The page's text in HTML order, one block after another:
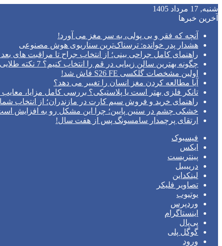
شنبه, 17 مرداد 1405
آخرین خبرها
آنچه که فقر و بی‌ پولی، به سر مغز می‌ آورد!
هشدار پدر خوانده: ترسناک‌ترین سناریوی هوش مصنوعی
راهنمای کامل جراحی بینی؛ از انتخاب جراح تا مراقبت های
چگونه بهترین سالن زیبایی در قم را انتخاب کنیم؟ 7 نکته طلایی قبل از رزرو وقت
اولین مشخصات گلکسی S26 FE فاش شد!
آیا مطالعه کردن مغز انسان را تغییر می‌ دهد؟
تانکر فلزی بهتر است یا پلاستیکی؟ بررسی کامل مزایا، معایب
راهنمای خرید و فروش سیم کارت در مازندران؛ از انتخاب
خشکی چشم در سنین پایین؛ چرا این مشکل رو به افزایش
ارتقای پرچمدار سامسونگ پس از هفت سال!
فیسبوک
ایکس
پینتریست
دریبببل
لینکداین
تصاویر فلیکر
یوتیوب
وردپرس
اینستاگرام
پی‌پال
گوگل پلی
ورود